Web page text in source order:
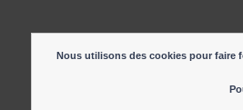
Nous utilisons des cookies pour faire